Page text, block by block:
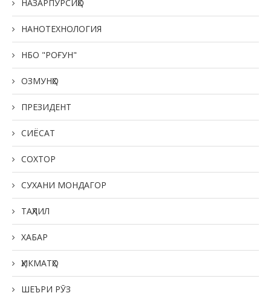
НАЗАРПУРСИҲО
НАНОТЕХНОЛОГИЯ
НБО "РОҒУН"
ОЗМУНҲО
ПРЕЗИДЕНТ
СИЁСАТ
СОХТОР
СУХАНИ МОНДАГОР
ТАҲЛИЛ
ХАБАР
ҲИКМАТҲО
ШЕЪРИ РӮЗ